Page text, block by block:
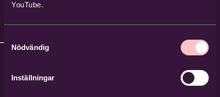
YouTube.
Nödvändig
Inställningar